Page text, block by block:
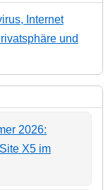
Internet
und
2026:
X5 im